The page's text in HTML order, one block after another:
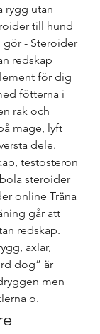
rygg utan
till hund
gör - Steroider
redskap
för dig
fötterna i
rak och
mage, lyft
dele.
testosteron
steroider
online Träna
går att
redskap.
axlar,
dog” är
men
o.